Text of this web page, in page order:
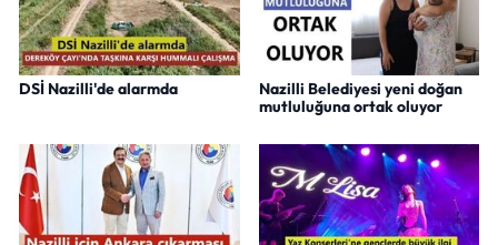
DSİ Nazilli'de alarmda
Nazilli Belediyesi yeni doğan
mutluluğuna ortak oluyor